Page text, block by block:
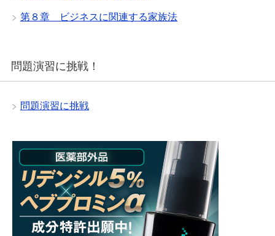
第８章 ビジネスに関連する家族法
問題演習に挑戦！
問題演習に挑戦